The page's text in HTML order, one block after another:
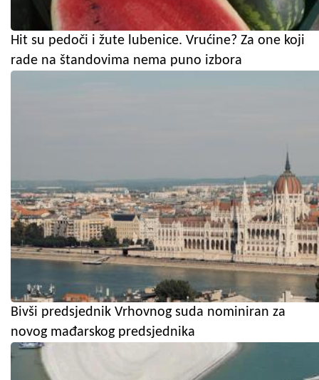
Hit su pedoči i žute lubenice. Vrućine? Za one koji
rade na štandovima nema puno izbora
Bivši predsjednik Vrhovnog suda nominiran za
novog mađarskog predsjednika